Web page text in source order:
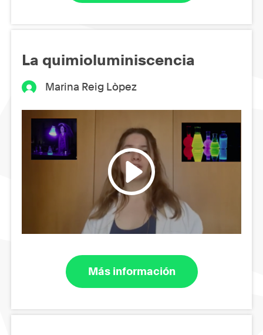
La quimioluminiscencia
Marina Reig Lòpez
Más información